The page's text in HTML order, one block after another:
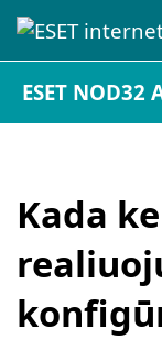
ESET
Kada